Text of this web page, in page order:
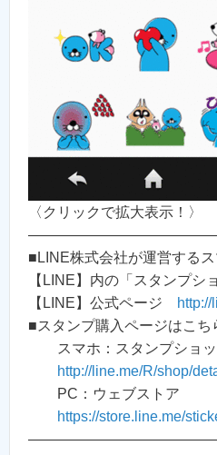
〈クリックで拡大表示！〉
■LINE株式会社が運営する
【LINE】内の「スタンプシ
【LINE】公式ページ
http://
■スタンプ購入ページはこち
スマホ：スタンプショ
http://line.me/R/shop/
PC：ウェブストア
https://store.line.me/